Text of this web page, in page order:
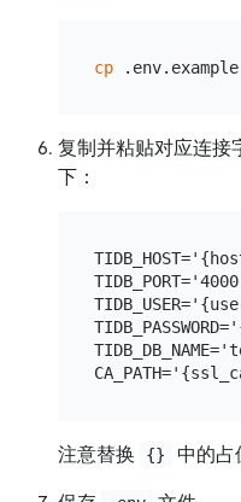
cp
复制并粘贴对应连接
下：
注意替换 {} 中的占